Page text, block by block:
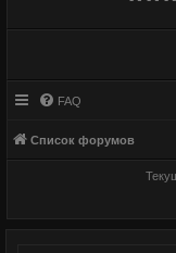
FAQ
Список форумов